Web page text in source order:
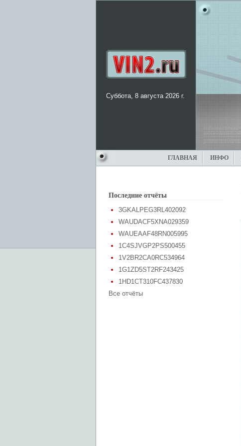
Суббота, 8 августа 2026 г.
ГЛАВНАЯ ИНФО
Последние отчёты
3GKALPEG3RL402092
WAUDACF5XNA029359
WAUEAAF48RN005995
1C4SJVGP2PS500455
1V2BR2CA0RC534964
1G1ZD5ST2RF243425
1HD1CT310FC437830
Все отчёты